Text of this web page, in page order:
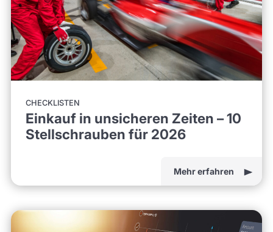
CHECKLISTEN
Einkauf in unsicheren Zeiten – 10
Stellschrauben für 2026
Mehr erfahren